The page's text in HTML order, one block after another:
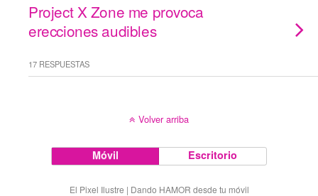
Project X Zone me provoca
erecciones audibles
17 RESPUESTAS
Volver arriba
Móvil Escritorio
El Pixel Ilustre | Dando HAMOR desde tu móvil